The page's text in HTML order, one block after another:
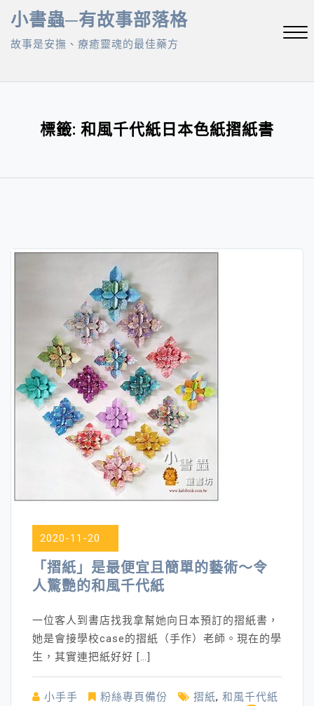
Skip
content
小書蟲─有故事部落格
故事是安撫、療癒靈魂的最佳藥方
標籤: 和風千代紙日本色紙摺紙書
2020-11-20
「摺紙」是最便宜且簡單的藝術～令
人驚艷的和風千代紙
一位客人到書店找我拿幫她向日本預訂的摺紙書，
她是會接學校case的摺紙（手作）老師。現在的學
生，其實連把紙好好 […]
小手手 粉絲專頁備份 摺紙, 和風千代紙